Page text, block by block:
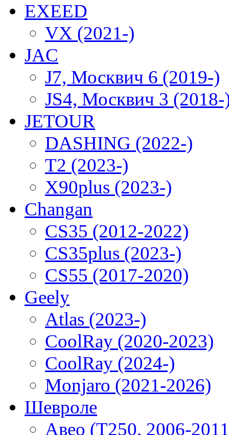
EXEED
VX (2021-)
JAC
J7, Москвич 6 (2019-)
JS4, Москвич 3 (2018-
JETOUR
DASHING (2022-)
T2 (2023-)
X90plus (2023-)
Changan
CS35 (2012-2022)
CS35plus (2023-)
CS55 (2017-2020)
Geely
Atlas (2023-)
CoolRay (2020-2023)
CoolRay (2024-)
Monjaro (2021-2026)
Шевроле
Авео (T250, 2006-